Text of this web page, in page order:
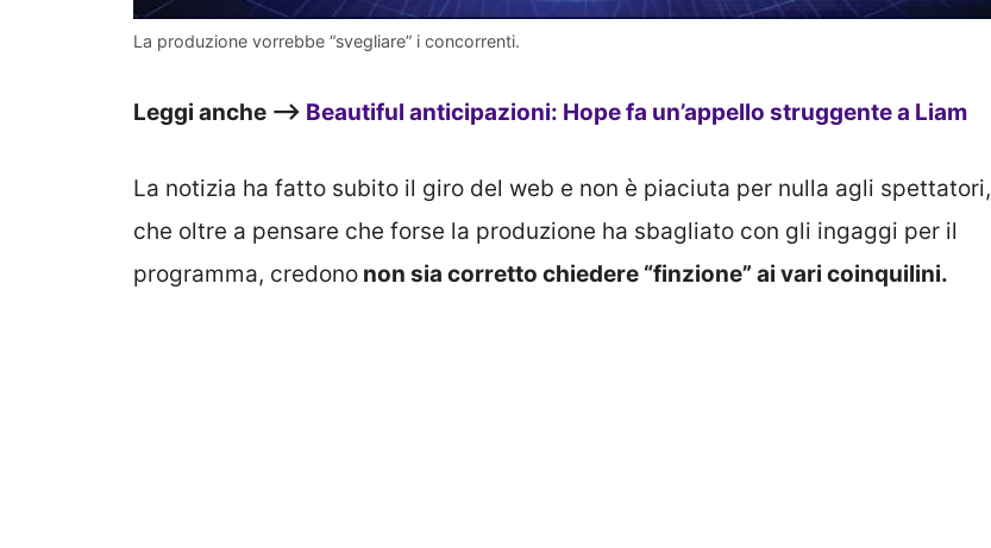
La produzione vorrebbe “svegliare” i concorrenti.
Leggi anche –> Beautiful anticipazioni: Hope fa un’appello struggente a Liam
La notizia ha fatto subito il giro del web e non è piaciuta per nulla agli spettatori,
che oltre a pensare che forse la produzione ha sbagliato con gli ingaggi per il
programma, credono non sia corretto chiedere “finzione” ai vari coinquilini.